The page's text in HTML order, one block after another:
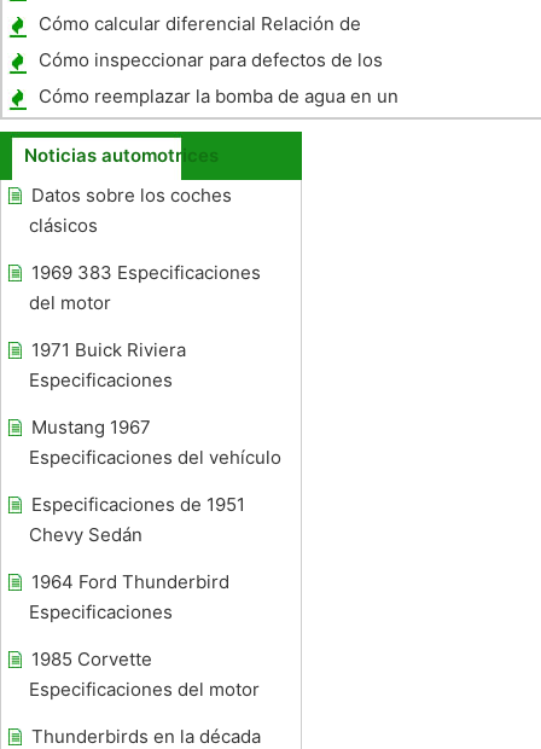
híbridos
Cómo calcular diferencial Relación de
engranajes
Cómo inspeccionar para defectos de los
neumáticos en un Toyota Corolla
Cómo reemplazar la bomba de agua en un
Jeep Grand Cherokee
Noticias automotrices
Datos sobre los coches
clásicos
1969 383 Especificaciones
del motor
1971 Buick Riviera
Especificaciones
Mustang 1967
Especificaciones del vehículo
Especificaciones de 1951
Chevy Sedán
1964 Ford Thunderbird
Especificaciones
1985 Corvette
Especificaciones del motor
Thunderbirds en la década